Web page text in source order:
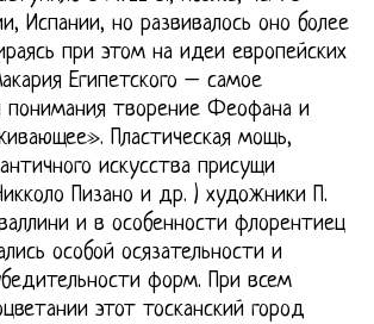
Испании, но развивалось оно более
при этом на идеи европейских
Египетского – самое
творение Феофана и
Пластическая мощь,
искусства присущи
Пизано и др. ) художники П.
и в особенности флорентиец
особой осязательности и
форм. При всем
этот тосканский город